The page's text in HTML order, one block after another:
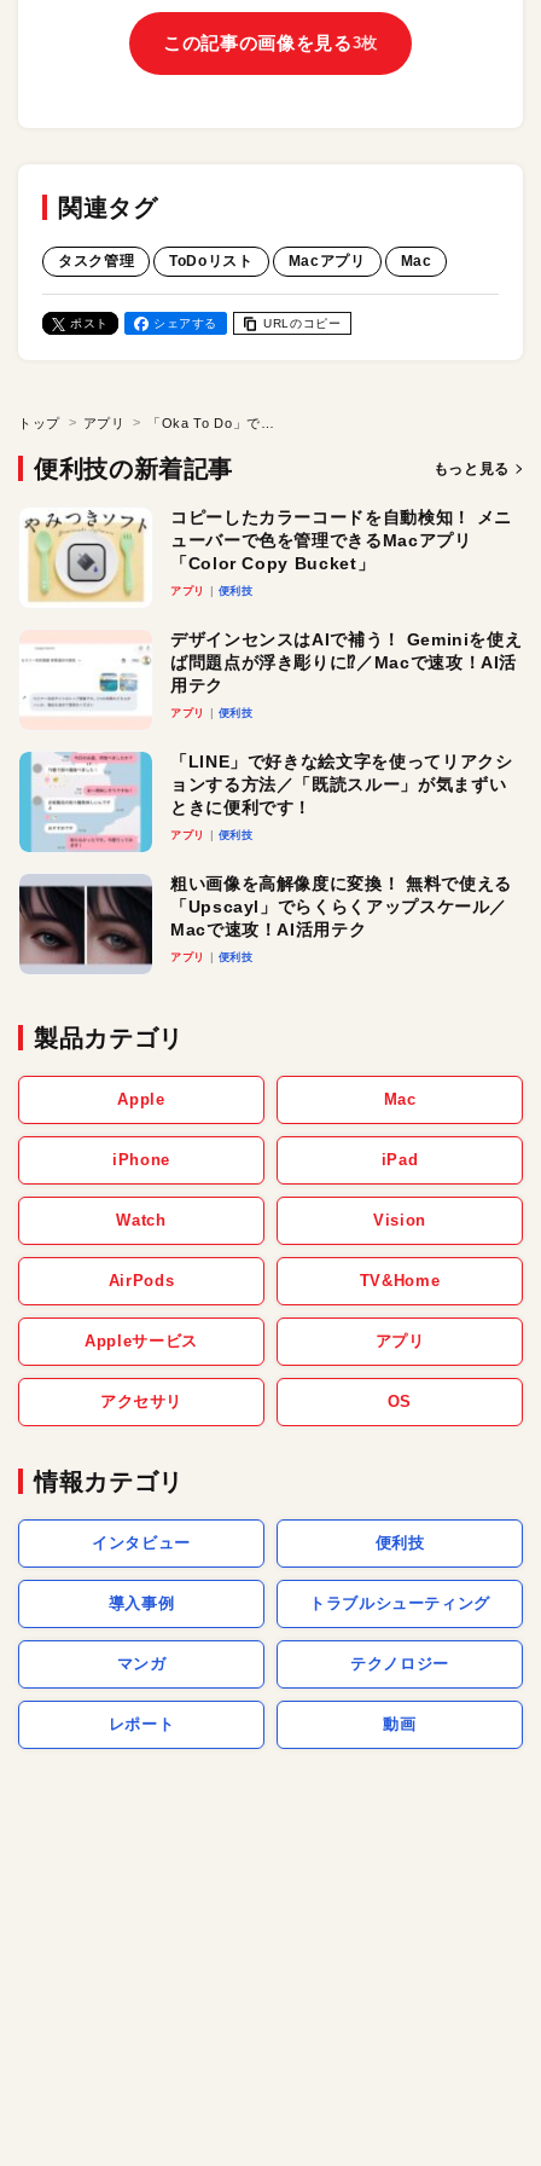
この記事の画像を見る3枚
関連タグ
タスク管理 ToDoリスト Macアプリ Mac
ポスト シェアする URLのコピー
トップ アプリ
便利技の新着記事 もっと見る
コピーしたカラーコードを自動検知！ メニ
ューバーで色を管理できるMacアプリ
「Color Copy Bucket」
アプリ 便利技
デザインセンスはAIで補う！ Geminiを使え
ば問題点が浮き彫りに⁉︎／Macで速攻！AI活
用テク
アプリ 便利技
「LINE」で好きな絵文字を使ってリアクシ
ョンする方法／「既読スルー」が気まずい
ときに便利です！
アプリ 便利技
粗い画像を高解像度に変換！ 無料で使える
「Upscayl」でらくらくアップスケール／
Macで速攻！AI活用テク
アプリ 便利技
製品カテゴリ
Apple Mac
iPhone iPad
Watch Vision
AirPods TV&Home
Appleサービス アプリ
アクセサリ OS
情報カテゴリ
インタビュー 便利技
導入事例 トラブルシューティング
マンガ テクノロジー
レポート 動画